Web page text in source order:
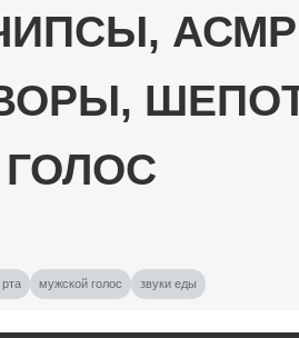
АСМР
рта мужской голос звуки еды